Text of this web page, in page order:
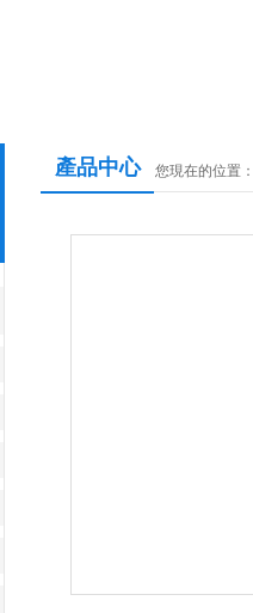
產品中心 您現在的位置